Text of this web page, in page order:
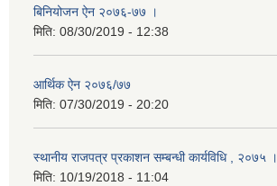
बिनियोजन ऐन २०७६-७७ ।
मिति: 08/30/2019 - 12:38
आर्थिक ऐन २०७६/७७
मिति: 07/30/2019 - 20:20
स्थानीय राजपत्र प्रकाशन सम्बन्धी कार्यविधि , २०७५ ।
मिति: 10/19/2018 - 11:04